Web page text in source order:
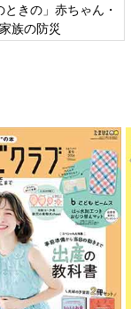
ときの」赤ちゃん・
家族の防災